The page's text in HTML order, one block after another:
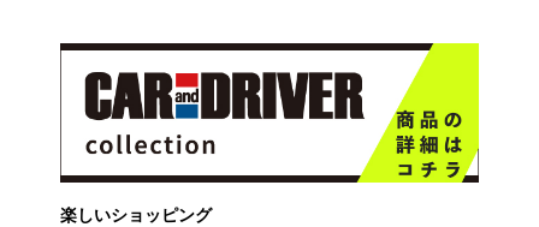
楽しいショッピング